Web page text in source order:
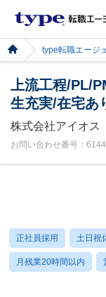
type転職エージ
上流工程/PL/
生充実/在宅あ
株式会社アイオス
お問い合わせ番号：
正社員採用 土日祝
月残業20時間以内